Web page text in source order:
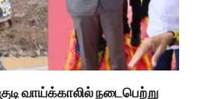
வாய்க்காலில் நடைபெற்று